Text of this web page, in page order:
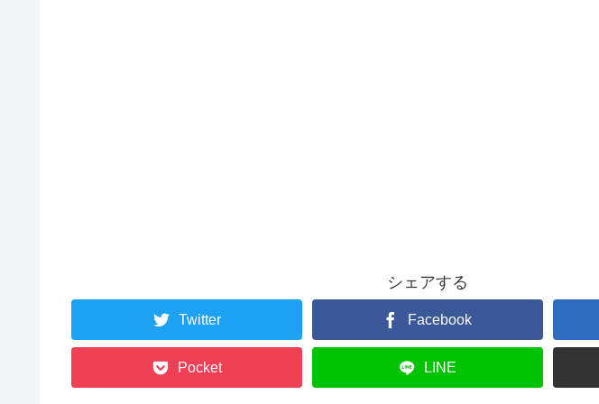
シェアする
Twitter Facebook
Pocket LINE